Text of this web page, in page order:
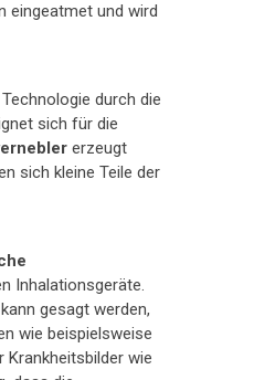
eingeatmet und wird
durch die
sich für die
erzeugt
sich kleine Teile der
Inhalationsgeräte.
gesagt werden,
wie beispielsweise
Krankheitsbilder wie